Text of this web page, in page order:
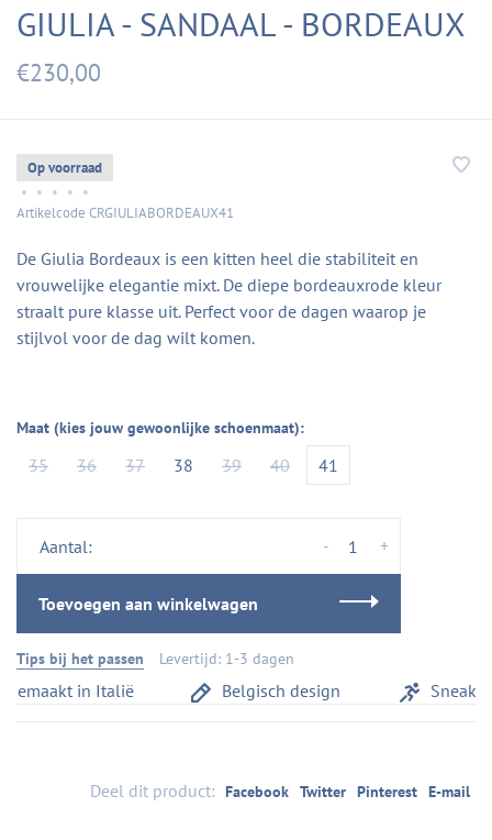
GIULIA - SANDAAL - BORDEAUX
€230,00
Op voorraad
• • • • •
Artikelcode CRGIULIABORDEAUX41
De Giulia Bordeaux is een kitten heel die stabiliteit en
vrouwelijke elegantie mixt. De diepe bordeauxrode kleur
straalt pure klasse uit. Perfect voor de dagen waarop je
stijlvol voor de dag wilt komen.
Maat (kies jouw gewoonlijke schoenmaat):
35 36 37 38 39 40 41
Aantal: +
-
Toevoegen aan winkelwagen
Tips bij het passen Levertijd: 1-3 dagen
in Italië Belgisch design
Deel dit product: Facebook Twitter Pinterest E-mail